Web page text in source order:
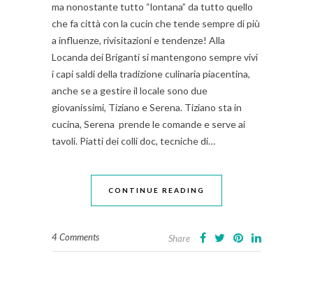
ma nonostante tutto “lontana” da tutto quello
che fa città con la cucin che tende sempre di più
a influenze, rivisitazioni e tendenze! Alla
Locanda dei Briganti si mantengono sempre vivi
i capi saldi della tradizione culinaria piacentina,
anche se a gestire il locale sono due
giovanissimi, Tiziano e Serena. Tiziano sta in
cucina, Serena prende le comande e serve ai
tavoli. Piatti dei colli doc, tecniche di…
CONTINUE READING
4 Comments Share